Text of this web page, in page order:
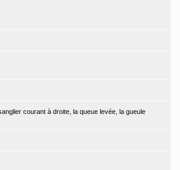
courant à droite, la queue levée, la gueule